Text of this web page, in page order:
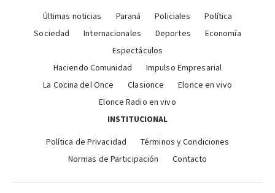
Últimas noticias Paraná Policiales
Política
Sociedad
Internacionales Deportes
Economía
Espectáculos
Haciendo Comunidad
Impulso Empresarial
La Cocina del Once
Clasionce
Elonce en vivo
Elonce Radio en vivo
INSTITUCIONAL
Política de Privacidad
Términos y Condiciones
Normas de Participación
Contacto